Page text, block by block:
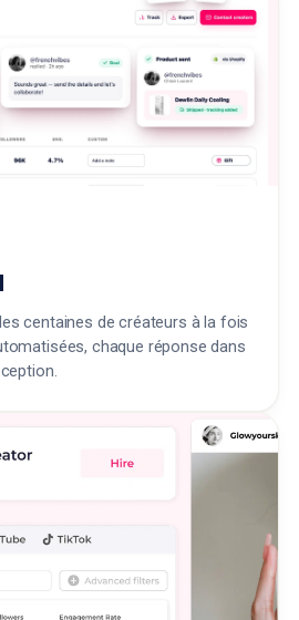
centaines de créateurs à la fois
chaque réponse dans